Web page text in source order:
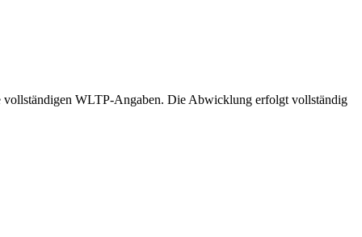
vollständigen WLTP-Angaben. Die Abwicklung erfolgt vollständig